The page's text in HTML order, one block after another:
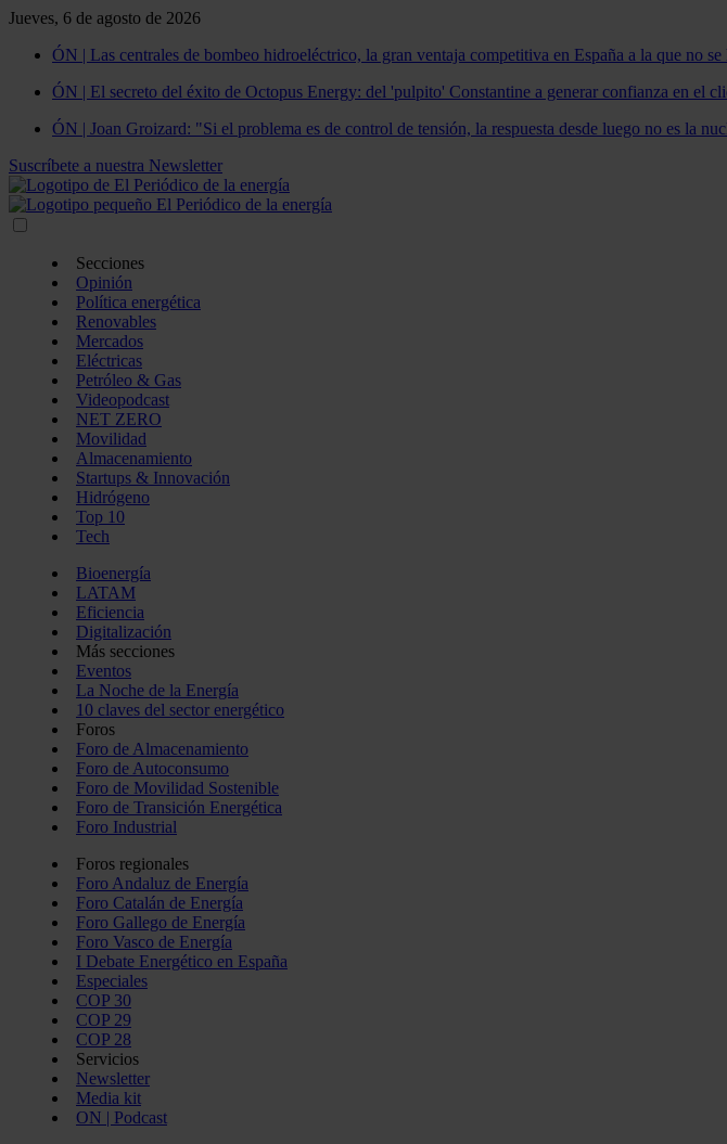
Jueves, 6 de agosto de 2026
ÓN | Las centrales de bombeo hidroeléctrico, la gran ventaja competitiva en España a la que no
ÓN | El secreto del éxito de Octopus Energy: del 'pulpito' Constantine a generar confianza en el
ÓN | Joan Groizard: "Si el problema es de control de tensión, la respuesta desde luego no es la
Suscríbete a nuestra Newsletter
Secciones
Opinión
Política energética
Renovables
Mercados
Eléctricas
Petróleo & Gas
Videopodcast
NET ZERO
Movilidad
Almacenamiento
Startups & Innovación
Hidrógeno
Top 10
Tech
Bioenergía
LATAM
Eficiencia
Digitalización
Más secciones
Eventos
La Noche de la Energía
10 claves del sector energético
Foros
Foro de Almacenamiento
Foro de Autoconsumo
Foro de Movilidad Sostenible
Foro de Transición Energética
Foro Industrial
Foros regionales
Foro Andaluz de Energía
Foro Catalán de Energía
Foro Gallego de Energía
Foro Vasco de Energía
I Debate Energético en España
Especiales
COP 30
COP 29
COP 28
Servicios
Newsletter
Media kit
ON | Podcast